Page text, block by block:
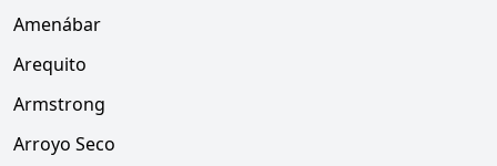
Amenábar
Arequito
Armstrong
Arroyo Seco